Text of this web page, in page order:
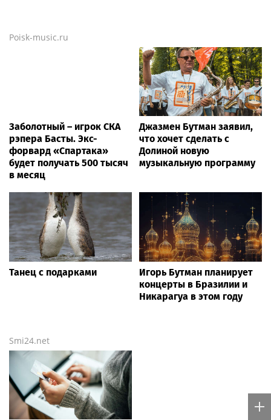
Poisk-music.ru
Заболотный – игрок СКА
рэпера Басты. Экс-
форвард «Спартака»
будет получать 500 тысяч
в месяц
Джазмен Бутман заявил,
что хочет сделать с
Долиной новую
музыкальную программу
Танец с подарками
Игорь Бутман планирует
концерты в Бразилии и
Никарагуа в этом году
Smi24.net